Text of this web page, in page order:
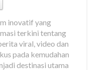
inovatif yang
terkini tentang
viral, video dan
pada kemudahan
destinasi utama